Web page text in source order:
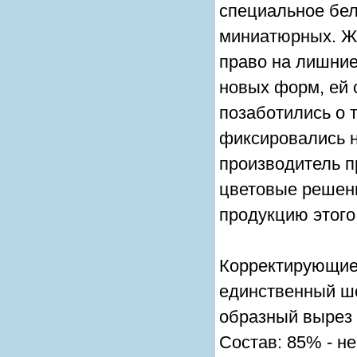
специальное
миниатюрных.
право на
новых форм, ей
позаботились о
фиксировались
производитель
цветовые
продукцию
единственный
образный вырез
Состав: 85% -